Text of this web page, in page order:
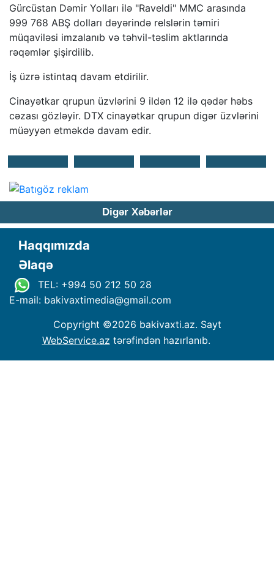
Gürcüstan Dəmir Yolları ilə "Raveldi" MMC arasında
999 768 ABŞ dolları dəyərində relslərin təmiri
müqaviləsi imzalanıb və təhvil-təslim aktlarında
rəqəmlər şişirdilib.
İş üzrə istintaq davam etdirilir.
Cinayətkar qrupun üzvlərini 9 ildən 12 ilə qədər həbs
cəzası gözləyir. DTX cinayətkar qrupun digər üzvlərini
müəyyən etməkdə davam edir.
Digər Xəbərlər
Haqqımızda
Əlaqə
TEL: +994 50 212 50 28
E-mail: bakivaxtimedia@gmail.com
Copyright ©2026 bakivaxti.az. Sayt
WebService.az tərəfindən hazırlanıb.